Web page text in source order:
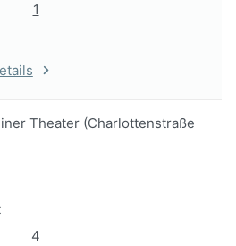
1
Theater (Charlottenstraße
4